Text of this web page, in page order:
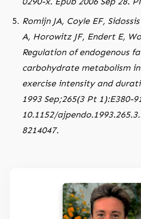
Romijn JA, Coyle EF,
A, Horowitz JF, Endert E,
Regulation of endogenous
carbohydrate metabolism
exercise intensity and
1993 Sep;265(3 Pt 1):E380-
10.1152/
8214047.